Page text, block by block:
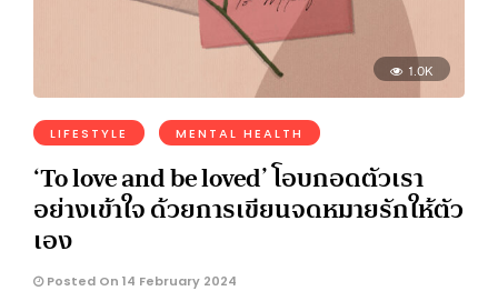
1.0K
LIFESTYLE MENTAL HEALTH
‘To love and be loved’ โอบกอดตัวเรา
อย่างเข้าใจ ด้วยการเขียนจดหมายรักให้ตัว
เอง
Posted On 14 February 2024